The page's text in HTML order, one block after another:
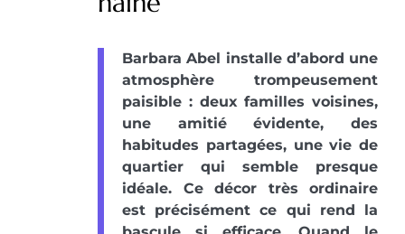
Barbara Abel installe d’abord une
atmosphère trompeusement
paisible : deux familles voisines,
une amitié évidente, des
habitudes partagées, une vie de
quartier qui semble presque
idéale. Ce décor très ordinaire
est précisément ce qui rend la